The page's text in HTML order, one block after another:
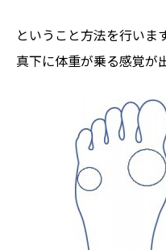
ということ方法を行いま
真下に体重が乗る感覚が